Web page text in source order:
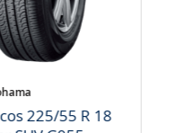
225/55 R 18